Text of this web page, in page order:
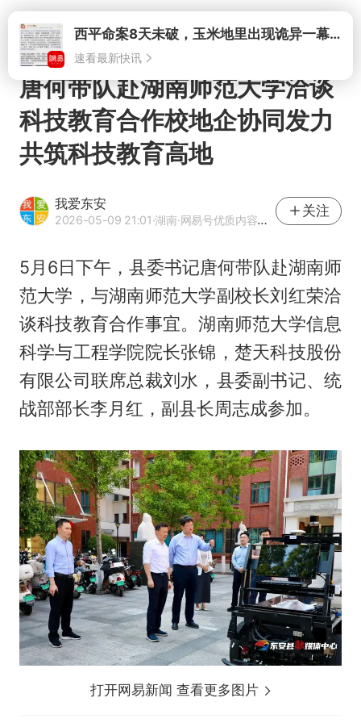
打开西平命案8天未破，玉米地里出现诡异一幕，我突然想起了欧金中
速看最新快讯
唐何带队赴湖南师范大学洽谈
科技教育合作校地企协同发力
共筑科技教育高地
我爱东安
2026-05-09 21:01·湖南·网易号优质内容创作者
关注
5月6日下午，县委书记唐何带队赴湖南师
范大学，与湖南师范大学副校长刘红荣洽
谈科技教育合作事宜。湖南师范大学信息
科学与工程学院院长张锦，楚天科技股份
有限公司联席总裁刘水，县委副书记、统
战部部长李月红，副县长周志成参加。
打开网易新闻 查看更多图片